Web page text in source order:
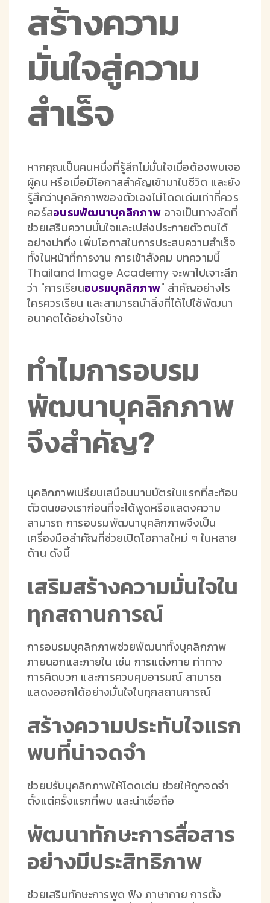
สร้างความ
มั่นใจสู่ความ
สำเร็จ
หากคุณเป็นคนหนึ่งที่รู้สึกไม่มั่นใจเมื่อต้องพบเจอ
ผู้คน หรือเมื่อมีโอกาสสำคัญเข้ามาในชีวิต และยัง
รู้สึกว่าบุคลิกภาพของตัวเองไม่โดดเด่นเท่าที่ควร
คอร์สอบรมพัฒนาบุคลิกภาพอาจเป็นทางลัดที่
ช่วยเสริมความมั่นใจและเปล่งประกายตัวตนได้
อย่างน่าทึ่ง เพิ่มโอกาสในการประสบความสำเร็จ
ทั้งในหน้าที่การงาน การเข้าสังคม บทความนี้
Thailand Image Academy จะพาไปเจาะลึก
ว่า "การเรียนอบรมบุคลิกภาพ" สำคัญอย่างไร
ใครควรเรียน และสามารถนำสิ่งที่ได้ไปใช้พัฒนา
อนาคตได้อย่างไรบ้าง
ทำไมการอบรม
พัฒนาบุคลิกภาพ
จึงสำคัญ?
บุคลิกภาพเปรียบเสมือนนามบัตรใบแรกที่สะท้อน
ตัวตนของเราก่อนที่จะได้พูดหรือแสดงความ
สามารถ การอบรมพัฒนาบุคลิกภาพจึงเป็น
เครื่องมือสำคัญที่ช่วยเปิดโอกาสใหม่ ๆ ในหลาย
ด้าน ดังนี้
เสริมสร้างความมั่นใจใน
ทุกสถานการณ์
การอบรมบุคลิกภาพช่วยพัฒนาทั้งบุคลิกภาพ
ภายนอกและภายใน เช่น การแต่งกาย ท่าทาง
การคิดบวก และการควบคุมอารมณ์ สามารถ
แสดงออกได้อย่างมั่นใจในทุกสถานการณ์
สร้างความประทับใจแรก
พบที่น่าจดจำ
ช่วยปรับบุคลิกภาพให้โดดเด่น ช่วยให้ถูกจดจำ
ตั้งแต่ครั้งแรกที่พบ และน่าเชื่อถือ
พัฒนาทักษะการสื่อสาร
อย่างมีประสิทธิภาพ
ช่วยเสริมทักษะการพูด ฟัง ภาษากาย การตั้ง